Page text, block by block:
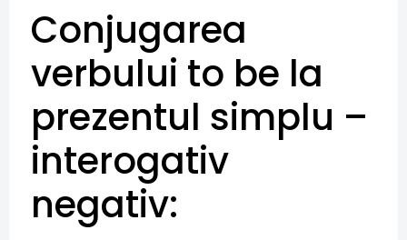
Conjugarea
verbului to be la
prezentul simplu –
interogativ
negativ: